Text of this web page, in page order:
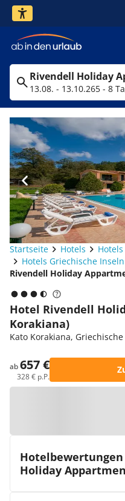
Rivendell Holiday
13.08. - 13.10.265 - 8
Startseite Hotels
Hotels Griechische Inseln
Rivendell Holiday
Hotel Rivendell
Korakiana)
Kato Korakiana,
ab657 €
328 € p.P.
Holiday